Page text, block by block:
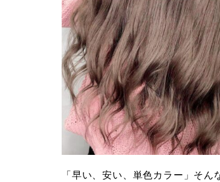
「早い、安い、単色カラー」そん